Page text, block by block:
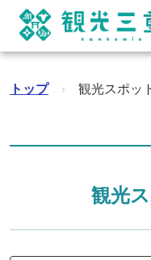
トップ › 観光スポッ
観光